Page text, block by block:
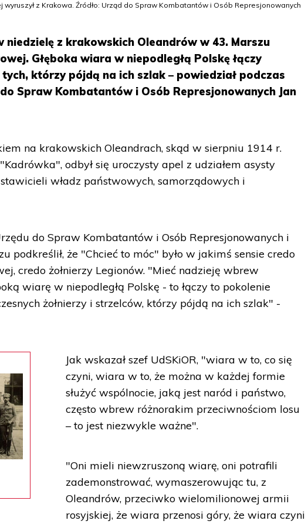
z Krakowa. Źródło: Urząd do Spraw Kombatantów i Osób Represjonowanych
niedzielę z krakowskich Oleandrów w 43. Marszu
Głęboka wiara w niepodległą Polskę łączy
którzy pójdą na ich szlak – powiedział podczas
Spraw Kombatantów i Osób Represjonowanych Jan
na krakowskich Oleandrach, skąd w sierpniu 1914 r.
odbył się uroczysty apel z udziałem asysty
władz państwowych, samorządowych i
do Spraw Kombatantów i Osób Represjonowanych i
podkreślił, że "Chcieć to móc" było w jakimś sensie credo
credo żołnierzy Legionów. "Mieć nadzieję wbrew
wiarę w niepodległą Polskę - to łączy to pokolenie
żołnierzy i strzelców, którzy pójdą na ich szlak" -
Jak wskazał szef UdSKiOR, "wiara w to, co się
czyni, wiara w to, że można w każdej formie
służyć wspólnocie, jaką jest naród i państwo,
często wbrew różnorakim przeciwnościom losu
– to jest niezwykle ważne".
"Oni mieli niewzruszoną wiarę, oni potrafili
zademonstrować, wymaszerowując tu, z
Oleandrów, przeciwko wielomilionowej armii
rosyjskiej, że wiara przenosi góry, że wiara czyni